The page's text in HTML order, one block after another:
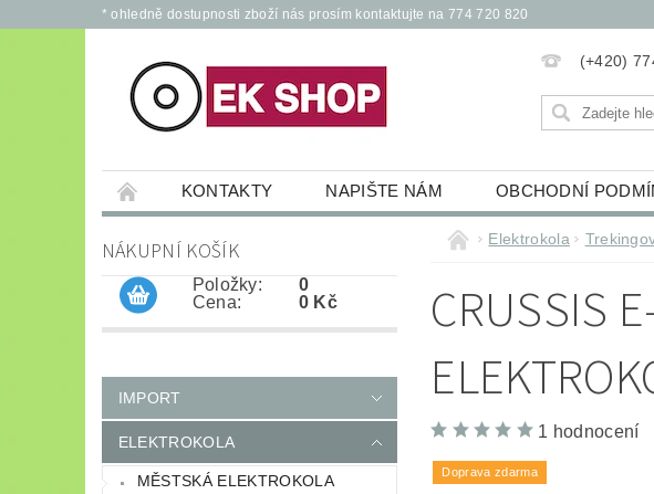
* ohledně dostupnosti zboží nás prosím kontaktujte na 774 720 820
(+420)
KONTAKTY NAPIŠTE NÁM OBCHODNÍ
PŘÍSLUŠENSTVÍ PRO ELEKTROKOLA A KOLOBĚŽKY
JÍZDNÍ KOLA * OCHRANNÉ POMŮCKY
NÁKUPNÍ KOŠÍK
Položky:
Cena:
0
0 Kč
IMPORT
ELEKTROKOLA
MĚSTSKÁ ELEKTROKOLA
Elektrokola
CRUSSIS
1 hodnocení
Doprava zdarma